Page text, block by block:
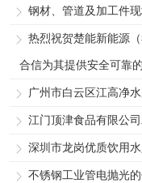
钢材、管道及加工件
热烈祝贺楚能新能源
合信为其提供安全可靠
广州市白云区江高净
江门顶津食品有限公
深圳市龙岗优质饮用
不锈钢工业管电抛光